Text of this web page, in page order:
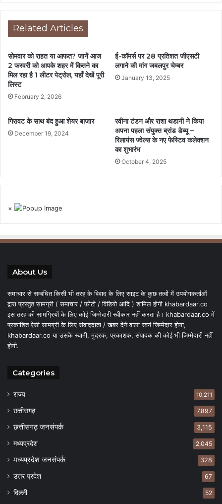
Related Articles
सोमवार को राहत या आफत? जानें आज
2 फरवरी को आपके शहर में कितने का
मिल रहा है 1 लीटर पेट्रोल, यहाँ देखें पूरी
लिस्ट
February 2, 2026
ई-कॉमर्स पर 28 प्रतिशत जीएसटी
लगाने की मांग जबलपुर चेम्बर
January 13, 2025
गिरावट के साथ बंद हुआ शेयर बाजार
December 19, 2024
रवीना टंडन और राशा थडानी ने किया
अपना पहला संयुक्त ब्रांड डेब्यू –
रिलायंस ज्वेल्स के नए फेस्टिव कलेक्शन
का शुभारंभ
October 4, 2025
×
About Us
समाचार से सम्बंधित किसी भी तरह के विवाद के लिए साइट के कुछ तत्वों में उपयोगकर्ताओं
द्वारा प्रस्तुत सामग्री ( समाचार / फोटो / विडियो आदि ) शामिल होगी khabardaar.co
इस तरह की सामग्रियों के लिए कोई जिम्मेदारी स्वीकार नहीं करता है। khabardaar.co में
प्रकाशित ऐसी सामग्री के लिए संवाददाता / खबर देने वाला स्वयं जिम्मेदार होगा,
khabardaar.co या उसके स्वामी, मुद्रक, प्रकाशक, संपादक की कोई भी जिम्मेदारी नहीं
होगी.
Categories
राज्य 10,211
छत्तीसगढ़ 7,897
छत्तीसगढ़ जनसंपर्क 3,115
मध्यप्रदेश 2,045
मध्यप्रदेश जनसंपर्क 328
उत्तर प्रदेश 67
दिल्ली 52